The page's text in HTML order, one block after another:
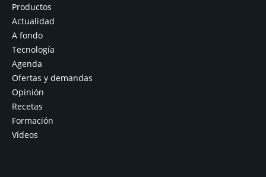
Productos
Actualidad
A fondo
Tecnología
Agenda
Ofertas y demandas
Opinión
Recetas
Formación
Vídeos